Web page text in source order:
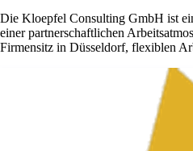
Die Kloepfel Consulting GmbH ist
einer partnerschaftlichen
Firmensitz in Düsseldorf, flexiblen